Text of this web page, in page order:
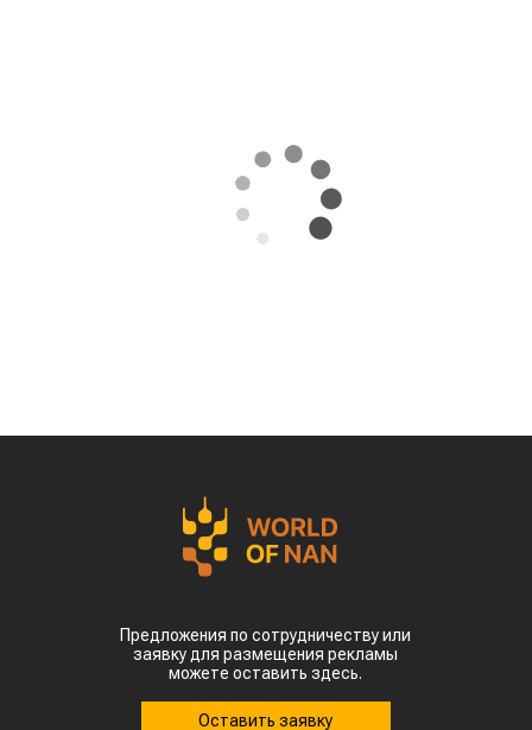
Поделиться
Казахстан может освоить производство
министра Олжаса Бектенова с основателем
гонконгской компании Full Vision Capital
доктором Питером Ли.
устойчивого авиационного топлива. Для этого
планируется использовать
сельскохозяйственное сырье, которое будет
выращиваться и перерабатываться внутри